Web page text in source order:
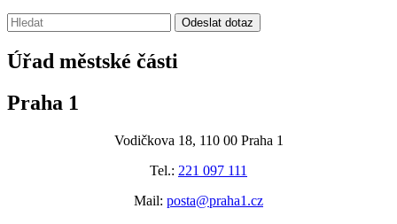
Vyhledávání:
Odeslat dotaz
Úřad městské části
Praha 1
Vodičkova 18, 110 00 Praha 1
Tel.: 221 097 111
Mail: posta@praha1.cz